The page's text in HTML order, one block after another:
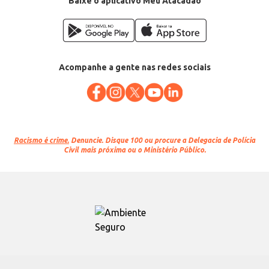
Acompanhe a gente nas redes sociais
Racismo é crime. Denuncie. Disque 100 ou procure a Delegacia de Polícia
Civil mais próxima ou o Ministério Público.